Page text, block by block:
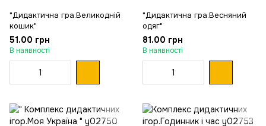
"Дидактична гра.Великодній
кошик"
51.00 грн
В наявності
"Дидактична гра.Весняний
одяг"
81.00 грн
В наявності